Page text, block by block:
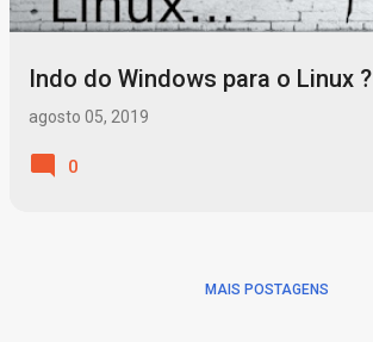
a
Indo do Windows para o Linux ?
agosto 05, 2019
0
MAIS POSTAGENS